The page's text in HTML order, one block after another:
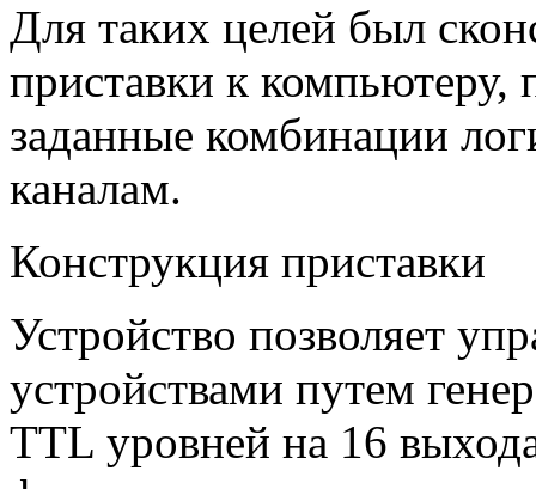
Для таких целей был
приставки к
заданные комбинации
каналам.
Конструкция приставки
Устройство позволяет
устройствами путем
TTL уровней на 16